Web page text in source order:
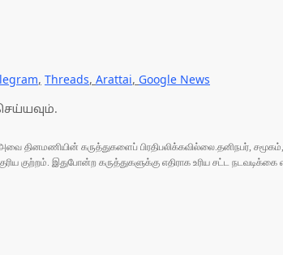
, Threads, Arattai, Google News
அவை தினமணியின் கருத்துகளைப் பிரதிபலிக்கவில்லை.தனிநபர்,
இதுபோன்ற கருத்துகளுக்கு எதிராக உரிய சட்ட நடவடிக்கை